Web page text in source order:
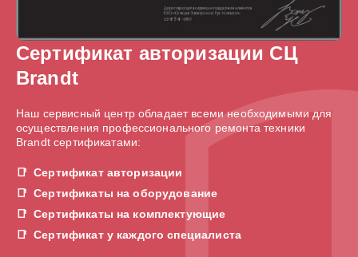
Сертификат авторизации СЦ
Brandt
Наш сервисный центр обладает всеми необходимыми для
осуществления профессионального ремонта техники
Brandt сертификатами:
Сертификат авторизации
Сертификаты на оборудование
Сертификаты на комплектующие
Сертификат у каждого специалиста